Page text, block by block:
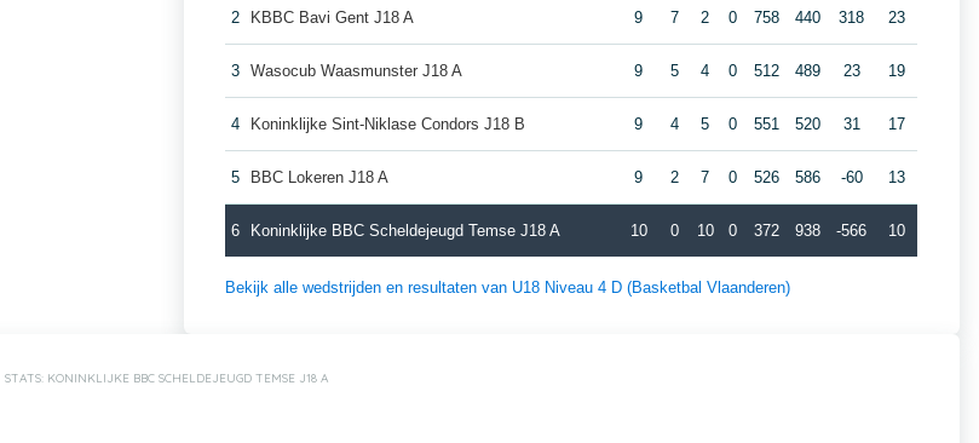
2 KBBC Bavi Gent J18 A 9 7 2 0 758 440 318 23
3 Wasocub Waasmunster J18 A 9 5 4 0 512 489 23 19
4 Koninklijke Sint-Niklase Condors J18 B 9 4 5 0 551 520 31 17
5 BBC Lokeren J18 A 9 2 7 0 526 586 -60 13
6 Koninklijke BBC Scheldejeugd Temse J18 A 10 0 10 0 372 938 -566 10
Bekijk alle wedstrijden en resultaten van U18 Niveau 4 D (Basketbal Vlaanderen)
STATS: KONINKLIJKE BBC SCHELDEJEUGD TEMSE J18 A